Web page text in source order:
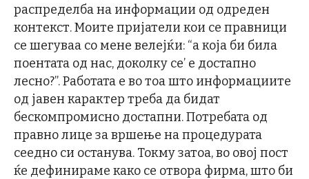
распределба на информации од одреден
контекст. Моите пријатели кои се правници
се шегуваа со мене велејќи: “а која би била
поентата од нас, доколку се’ е достапно
лесно?”. Работата e во тоа што информациите
од јавен карактер треба да бидат
бескомпромисно достапни. Потребата од
правно лице за вршење на процедурата
сеедно си останува. Токму затоа, во овој пост
ќе дефинираме како се отвора фирма, што би